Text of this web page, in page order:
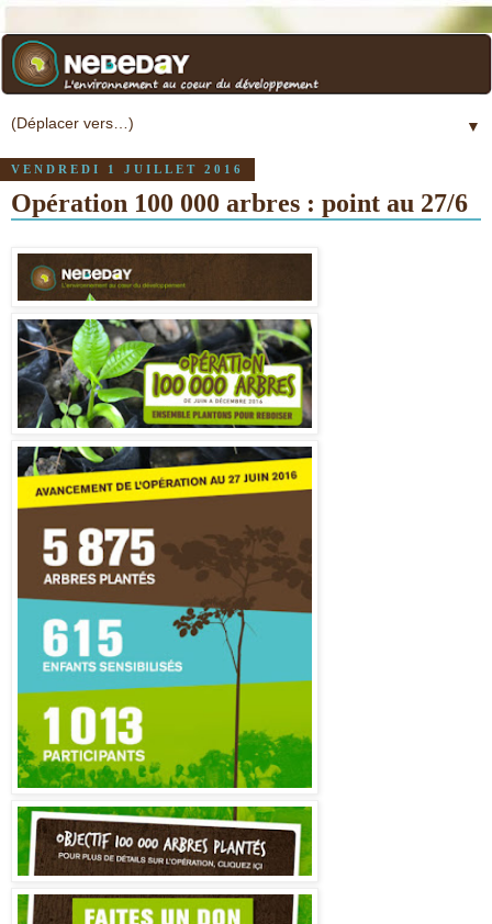
▼
VENDREDI 1 JUILLET 2016
Opération 100 000 arbres : point au 27/6